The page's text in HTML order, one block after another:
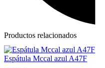
Productos relacionados
Espátula Mccal azul A47F